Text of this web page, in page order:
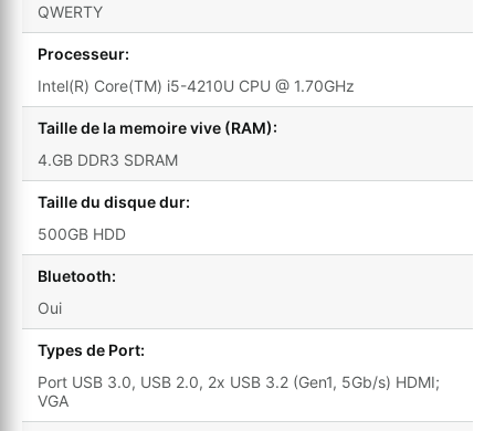
QWERTY
Processeur:
Intel(R) Core(TM) i5-4210U CPU @ 1.70GHz
Taille de la memoire vive (RAM):
4.GB DDR3 SDRAM
Taille du disque dur:
500GB HDD
Bluetooth:
Oui
Types de Port:
Port USB 3.0, USB 2.0, 2x USB 3.2 (Gen1, 5Gb/s) HDMI;
VGA